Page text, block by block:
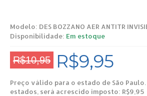
Modelo: DES BOZZANO AER ANTITR
Disponibilidade: Em estoque
R$10,95 R$9,95
Preço válido para o estado de São Paulo.
estados, será acrescido imposto: R$9,95